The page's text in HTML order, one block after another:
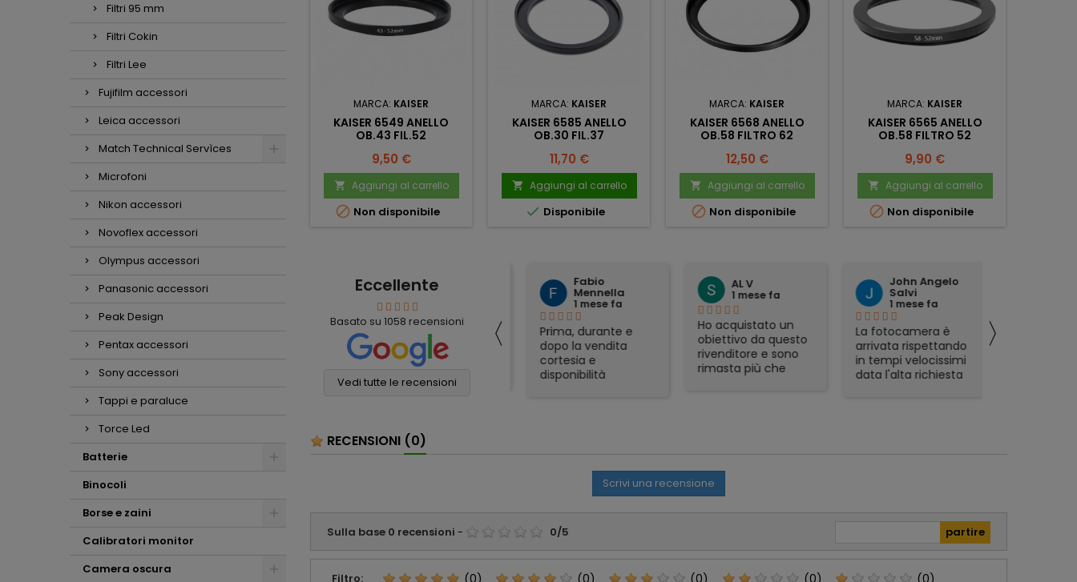
Filtri 95 mm
Filtri Cokin
Filtri Lee
Fujifilm accessori
Leica accessori
Match Technical Servìces
Microfoni
Nikon accessori
Novoflex accessori
Olympus accessori
Panasonic accessori
Peak Design
Pentax accessori
Sony accessori
Tappi e paraluce
Torce Led
Batterie
Binocoli
Borse e zaini
Calibratori monitor
Camera oscura
MARCA: KAISER
KAISER 6549 ANELLO
OB.43 FIL.52
Prezzo
9,50 €
 Aggiungi al carrello
 Non disponibile
MARCA: KAISER
KAISER 6585 ANELLO
OB.30 FIL.37
Prezzo
11,70 €
 Aggiungi al carrello
 Disponibile
MARCA: KAISER
KAISER 6568 ANELLO
OB.58 FILTRO 62
Prezzo
12,50 €
 Aggiungi al carrello
 Non disponibile
MARCA: KAISER
KAISER 6565 ANELLO
OB.58 FILTRO 52
Prezzo
9,90 €
 Aggiungi al carrello
 Non disponibile
Eccellente
Basato su1058 recensioni
Vedi tutte le recensioni
〈
Mario Massini
2 mesi fa
Ho molto
apprezzato la
valutazione del mio
usato e i consigli per
l'acquisto della
nuova fotocamera
(con i relativi pregi e
sinceramente
tutelato dalla
avete offerto.
professionalità ...
mauro simeoli
1 mese fa
Ho acquistato per
corrispondenza un
binocolo Nikon. Il
prezzo era il più
conveniente online
perfetto
Fabio
Mennella
1 mese fa
Prima, durante e
dopo la vendita
cortesia e
disponibilità
AL V
1 mese fa
Ho acquistato un
obiettivo da questo
rivenditore e sono
rimasta più che
consiglio, serio e
affidabile.
John Angelo
Salvi
1 mese fa
La fotocamera è
arrivata rispettando
in tempi velocissimi
data l'alta richiesta
〉
RECENSIONI (0)
Scrivi una recensione
Sulla base 0 recensioni - 0/5
Filtro: